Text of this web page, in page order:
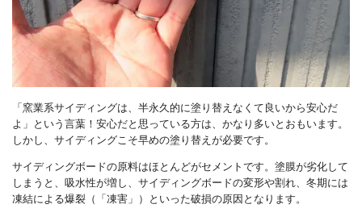
「窯業系サイディングは、半永久的に塗り替えなくて良いから安心だ
よ」という言葉！安心だと思っている方は、かなり多いとおもいます。
しかし、サイディングこそ早めの塗り替えが必要です。
サイディングボードの原料はほとんどがセメントです。塗膜が劣化して
しまうと、吸水性が増し、サイディングボードの変形や割れ、冬期には
凍結による爆裂（「凍害」）といった破損の原因となります。